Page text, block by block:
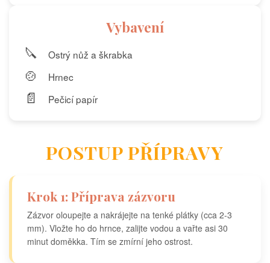
Vybavení
🔪 Ostrý nůž a škrabka
🍲 Hrnec
📄 Pečicí papír
POSTUP PŘÍPRAVY
Krok 1: Příprava zázvoru
Zázvor oloupejte a nakrájejte na tenké plátky (cca 2-3
mm). Vložte ho do hrnce, zalijte vodou a vařte asi 30
minut doměkka. Tím se zmírní jeho ostrost.